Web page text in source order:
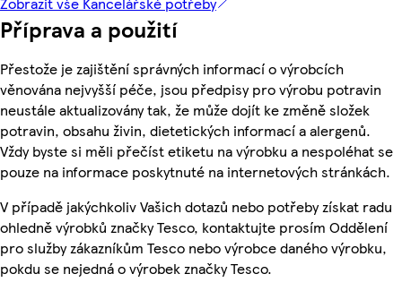
Příprava a použití
Přestože je zajištění správných informací o výrobcích
věnována nejvyšší péče, jsou předpisy pro výrobu potravin
neustále aktualizovány tak, že může dojít ke změně složek
potravin, obsahu živin, dietetických informací a alergenů.
Vždy byste si měli přečíst etiketu na výrobku a nespoléhat se
pouze na informace poskytnuté na internetových stránkách.
V případě jakýchkoliv Vašich dotazů nebo potřeby získat radu
ohledně výrobků značky Tesco, kontaktujte prosím Oddělení
pro služby zákazníkům Tesco nebo výrobce daného výrobku,
pokdu se nejedná o výrobek značky Tesco.